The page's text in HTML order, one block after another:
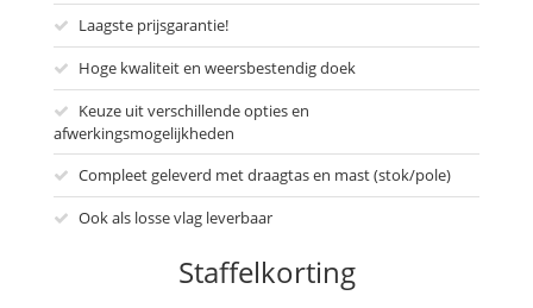
Laagste prijsgarantie!
Hoge kwaliteit en weersbestendig doek
Keuze uit verschillende opties en
afwerkingsmogelijkheden
Compleet geleverd met draagtas en mast (stok/pole)
Ook als losse vlag leverbaar
Staffelkorting